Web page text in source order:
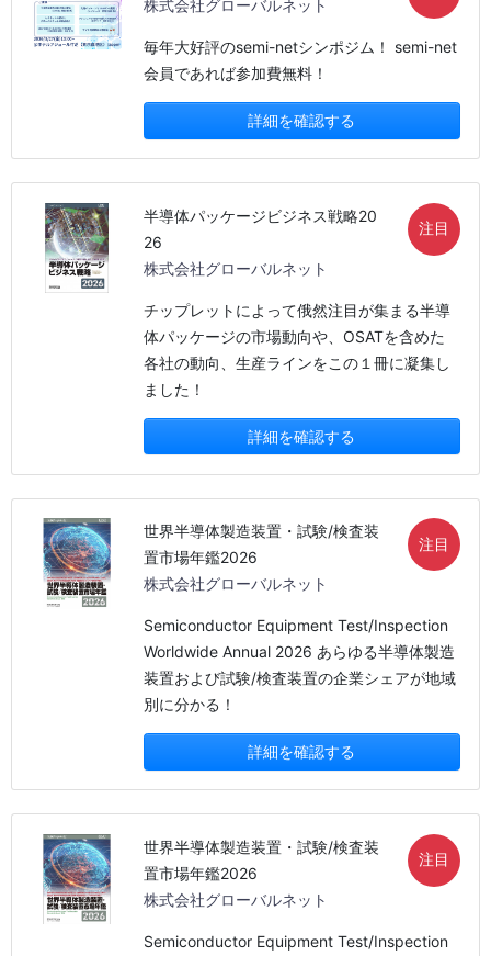
株式会社グローバルネット
毎年大好評のsemi-netシンポジム！ semi-net
会員であれば参加費無料！
詳細を確認する
半導体パッケージビジネス戦略20
26
株式会社グローバルネット
注目
チップレットによって俄然注目が集まる半導
体パッケージの市場動向や、OSATを含めた
各社の動向、生産ラインをこの１冊に凝集し
ました！
詳細を確認する
世界半導体製造装置・試験/検査装
置市場年鑑2026
株式会社グローバルネット
注目
Semiconductor Equipment Test/Inspection
Worldwide Annual 2026 あらゆる半導体製造
装置および試験/検査装置の企業シェアが地域
別に分かる！
詳細を確認する
世界半導体製造装置・試験/検査装
置市場年鑑2026
株式会社グローバルネット
注目
Semiconductor Equipment Test/Inspection